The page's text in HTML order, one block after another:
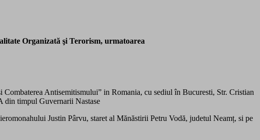
Organizată şi Terorism, urmatoarea
Antisemitismului” in Romania, cu sediul în Bucuresti, Str. Cristian
din timpul Guvernarii Nastase
Justin Pârvu, staret al Mănăstirii Petru Vodă, judetul Neamț, si pe